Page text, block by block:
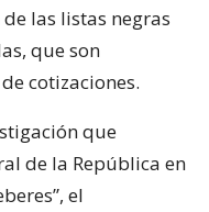
las listas negras
que son
cotizaciones.
que
de la República en
el